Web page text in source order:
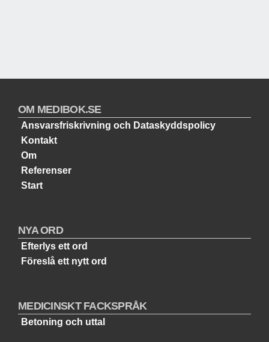
OM MEDIBOK.SE
Ansvarsfriskrivning och Dataskyddspolicy
Kontakt
Om
Referenser
Start
NYA ORD
Efterlys ett ord
Föreslå ett nytt ord
MEDICINSKT FACKSPRÅK
Betoning och uttal